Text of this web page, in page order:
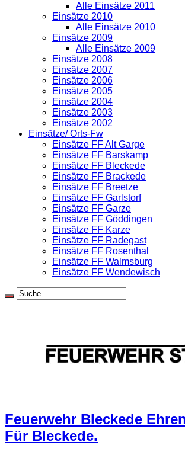
Alle Einsätze 2011
Einsätze 2010
Alle Einsätze 2010
Einsätze 2009
Alle Einsätze 2009
Einsätze 2008
Einsätze 2007
Einsätze 2006
Einsätze 2005
Einsätze 2004
Einsätze 2003
Einsätze 2002
Einsätze/ Orts-Fw
Einsätze FF Alt Garge
Einsätze FF Barskamp
Einsätze FF Bleckede
Einsätze FF Brackede
Einsätze FF Breetze
Einsätze FF Garlstorf
Einsätze FF Garze
Einsätze FF Göddingen
Einsätze FF Karze
Einsätze FF Radegast
Einsätze FF Rosenthal
Einsätze FF Walmsburg
Einsätze FF Wendewisch
Feuerwehr Bleckede
Für Bleckede.